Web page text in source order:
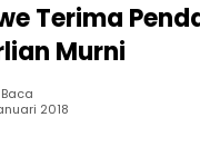
Terima
Murni
2018